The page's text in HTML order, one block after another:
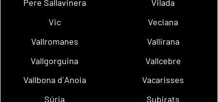
Pere Sallavinera
Vilada
Vic
Veciana
Vallromanes
Vallirana
Vallgorguina
Vallcebre
Vallbona d´Anoia
Vacarisses
Súria
Subirats